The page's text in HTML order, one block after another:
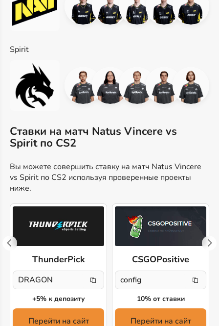
Spirit
Ставки на матч Natus Vincere vs
Spirit по CS2
Вы можете совершить ставку на матч Natus Vincere
vs Spirit по CS2 используя проверенные проекты
ниже.
ThunderPick
DRAGON
+5% к депозиту
Перейти на сайт
CSGOPositive
config
10% от ставки
Перейти на сайт